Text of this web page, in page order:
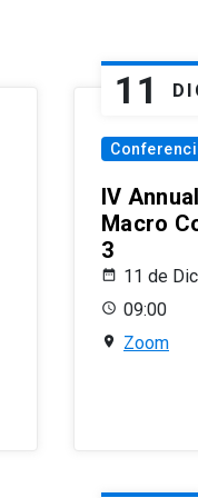
11
IV
Macro
3
11 de
09:00
Zoom